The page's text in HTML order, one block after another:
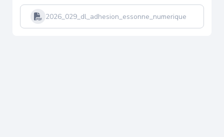
2026_029_dl_adhesion_essonne_numerique